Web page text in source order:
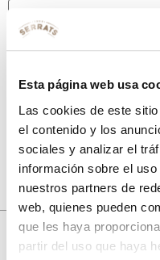
Esta página web usa
Las cookies de este
el contenido y los
sociales y analizar el
información sobre el
nuestros partners de
web, quienes pueden
que les haya
partir del uso que haya
navegador para la
10%